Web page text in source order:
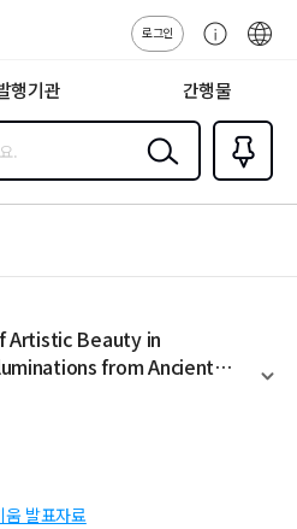
로그인
센
행기관 간행물
검색
즐겨찾
기0
Artistic Beauty in
from Ancient
발표자료